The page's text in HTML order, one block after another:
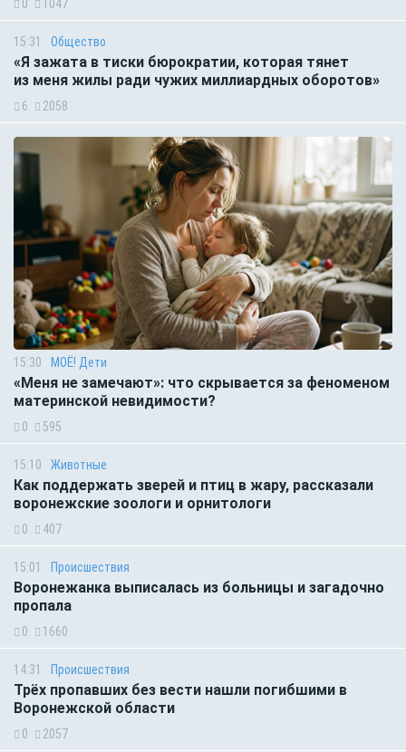
0 1047
15:31 Общество
«Я зажата в тиски бюрократии, которая тянет
из меня жилы ради чужих миллиардных оборотов»
6 2058
15:30 МОЁ! Дети
«Меня не замечают»: что скрывается за феноменом
материнской невидимости?
0 595
15:10 Животные
Как поддержать зверей и птиц в жару, рассказали
воронежские зоологи и орнитологи
0 407
15:01 Происшествия
Воронежанка выписалась из больницы и загадочно
пропала
0 1660
14:31 Происшествия
Трёх пропавших без вести нашли погибшими в
Воронежской области
0 2057